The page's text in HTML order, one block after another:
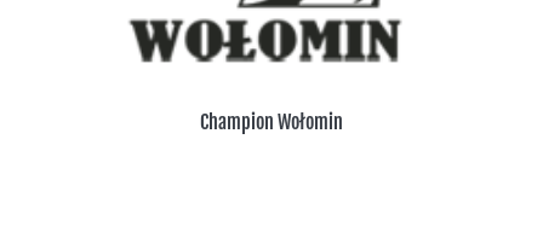
Champion Wołomin